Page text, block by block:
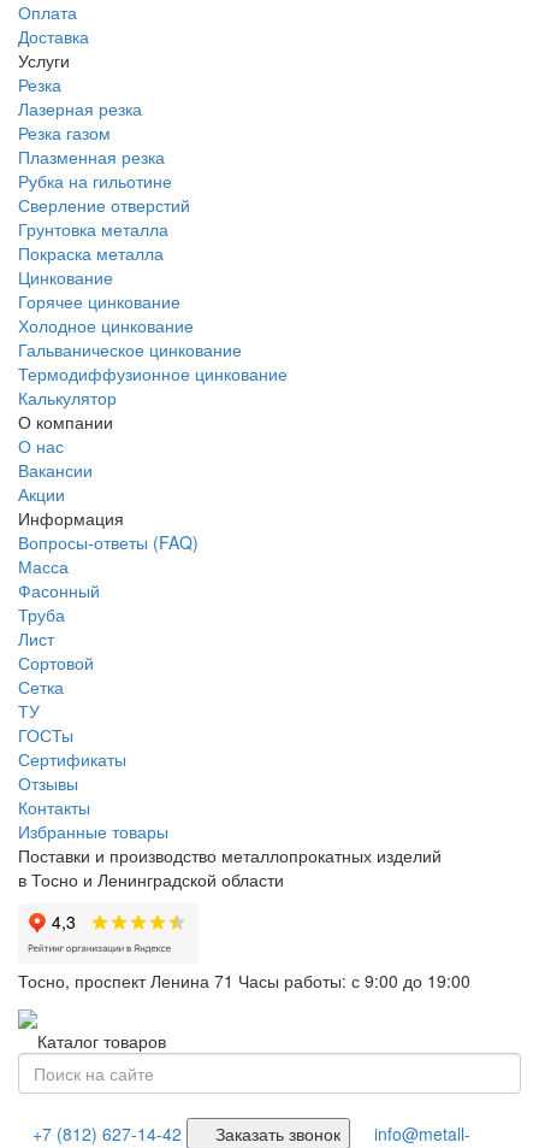
Оплата
Доставка
Услуги
Резка
Лазерная резка
Резка газом
Плазменная резка
Рубка на гильотине
Сверление отверстий
Грунтовка металла
Покраска металла
Цинкование
Горячее цинкование
Холодное цинкование
Гальваническое цинкование
Термодиффузионное цинкование
Калькулятор
О компании
О нас
Вакансии
Акции
Информация
Вопросы-ответы (FAQ)
Масса
Фасонный
Труба
Лист
Сортовой
Сетка
ТУ
ГОСТы
Сертификаты
Отзывы
Контакты
Избранные товары
Поставки и производство металлопрокатных изделий
в Тосно и Ленинградской области
Тосно, проспект Ленина 71 Часы работы: с 9:00 до 19:00
Каталог товаров
+7 (812) 627-14-42 Заказать звонок
info@metall-